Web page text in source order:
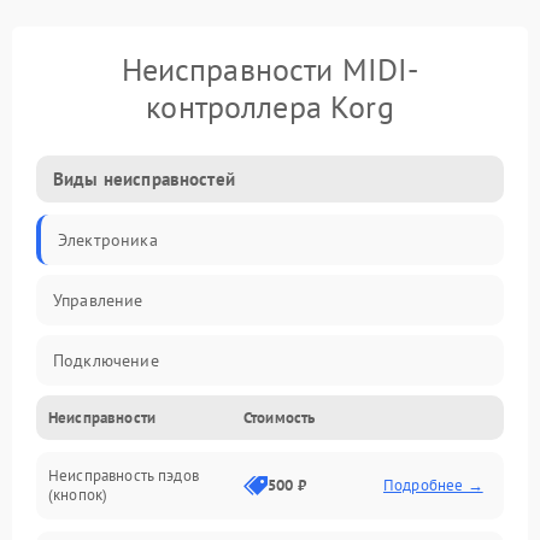
Неисправности MIDI-
контроллера Korg
Виды неисправностей
Электроника
Управление
Подключение
Механические повреждения
Программное обеспечение
Неисправности Стоимость
Неисправность пэдов
(кнопок)
500 ₽ Подробнее →